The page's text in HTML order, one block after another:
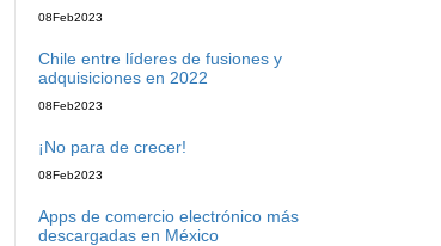
08Feb2023
Chile entre líderes de fusiones y
adquisiciones en 2022
08Feb2023
¡No para de crecer!
08Feb2023
Apps de comercio electrónico más
descargadas en México